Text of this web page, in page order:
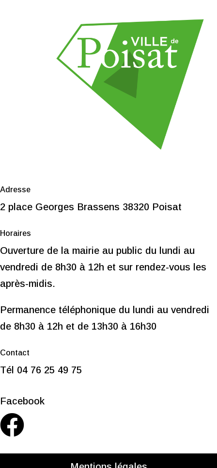
Adresse
2 place Georges Brassens 38320 Poisat
Horaires
Ouverture de la mairie au public du lundi au
vendredi de 8h30 à 12h et sur rendez-vous les
après-midis.
Permanence téléphonique du lundi au vendredi
de 8h30 à 12h et de 13h30 à 16h30
Contact
Tél 04 76 25 49 75
Facebook